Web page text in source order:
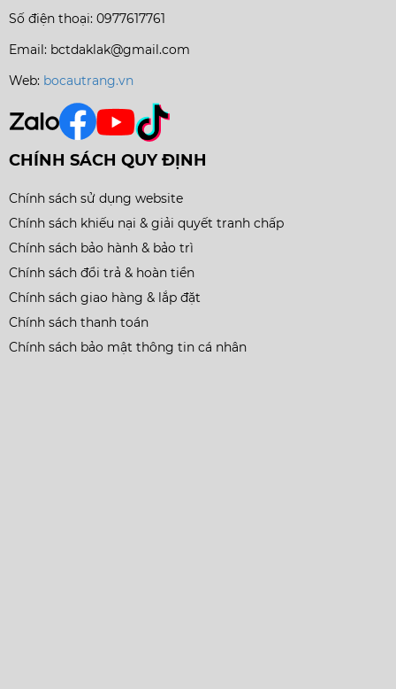
Số điện thoại: 0977617761
Email: bctdaklak@gmail.com
Web: bocautrang.vn
CHÍNH SÁCH QUY ĐỊNH
Chính sách sử dụng website
Chính sách khiếu nại & giải quyết tranh chấp
Chính sách bảo hành & bảo trì
Chính sách đổi trả & hoàn tiền
Chính sách giao hàng & lắp đặt
Chính sách thanh toán
Chính sách bảo mật thông tin cá nhân